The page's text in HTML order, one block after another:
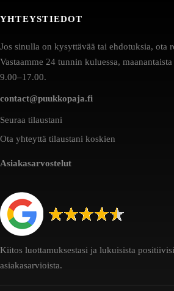
YHTEYSTIEDOT
Jos sinulla on kysyttävää tai ehdotuksia, ota
Vastaamme 24 tunnin kuluessa,
9.00–17.00.
contact@puukkopaja.fi
Seuraa tilaustani
Ota yhteyttä tilaustani koskien
Asiakasarvostelut
Kiitos luottamuksestasi ja lukuisista
asiakasarvioista.